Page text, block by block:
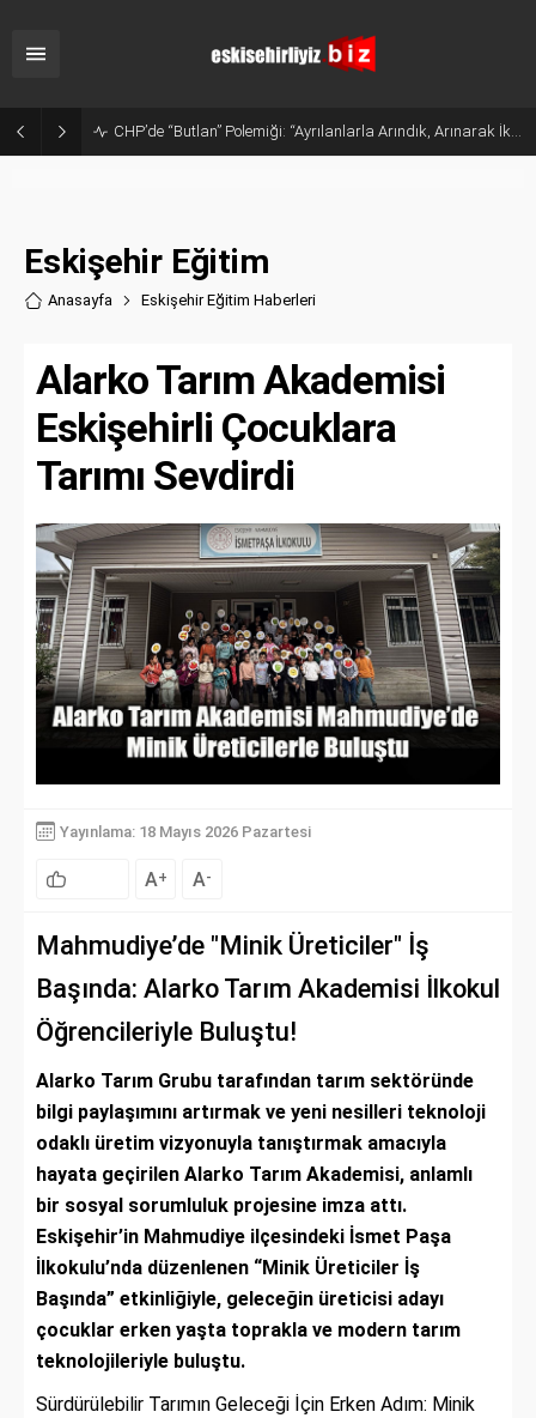
Sanayide Altyapı ve Temizlik Tepkisi: Gürhan Albayrak Küçük Sanayi Esnafını Ziyaret Etti
Eskişehir Eğitim
Anasayfa Eskişehir Eğitim Haberleri
Alarko Tarım Akademisi
Eskişehirli Çocuklara
Tarımı Sevdirdi
Yayınlama: 18 Mayıs 2026 Pazartesi
A+ A-
Mahmudiye’de "Minik Üreticiler" İş
Başında: Alarko Tarım Akademisi İlkokul
Öğrencileriyle Buluştu!
Alarko Tarım Grubu tarafından tarım sektöründe
bilgi paylaşımını artırmak ve yeni nesilleri teknoloji
odaklı üretim vizyonuyla tanıştırmak amacıyla
hayata geçirilen Alarko Tarım Akademisi, anlamlı
bir sosyal sorumluluk projesine imza attı.
Eskişehir’in Mahmudiye ilçesindeki İsmet Paşa
İlkokulu’nda düzenlenen “Minik Üreticiler İş
Başında” etkinliğiyle, geleceğin üreticisi adayı
çocuklar erken yaşta toprakla ve modern tarım
teknolojileriyle buluştu.
Sürdürülebilir Tarımın Geleceği İçin Erken Adım: Minik